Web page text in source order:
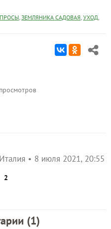
, ЗЕМЛЯНИКА САДОВАЯ, УХОД,
просмотров
Италия 8 июля 2021, 20:55
2
(1)